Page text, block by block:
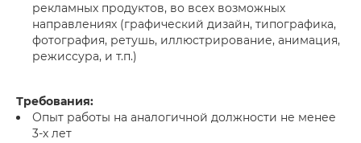
рекламных продуктов, во всех возможных
направлениях (графический дизайн, типографика,
фотография, ретушь, иллюстрирование, анимация,
режиссура, и т.п.)
Требования:
Опыт работы на аналогичной должности не менее
3-х лет